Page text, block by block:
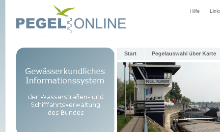
Hilfe
Start Pegelauswahl über Karte